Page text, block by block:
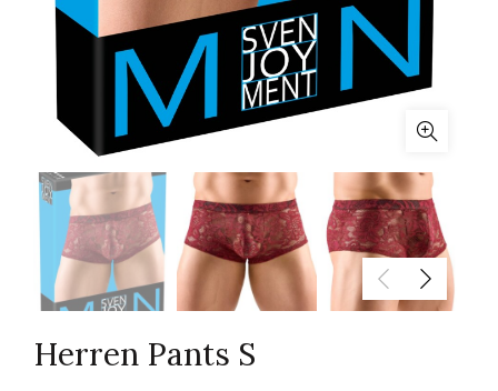
Herren Pants S